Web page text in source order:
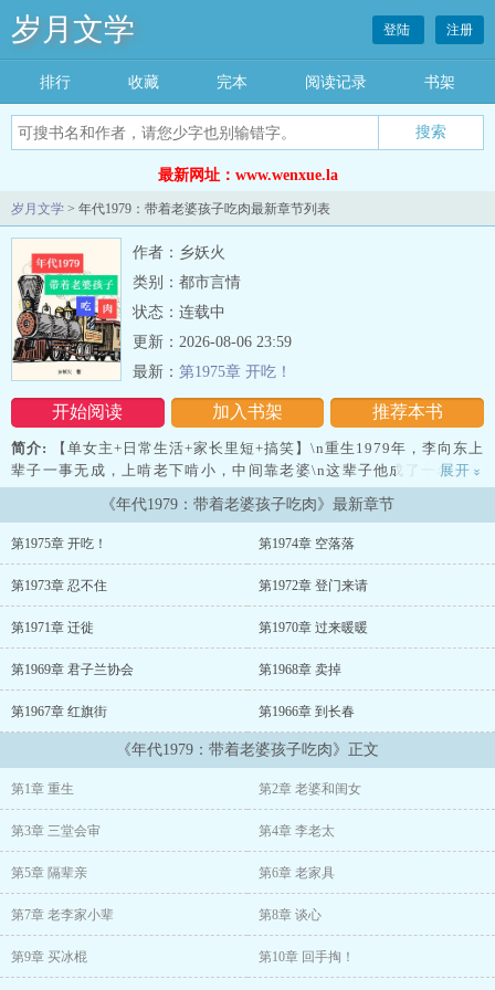
岁月文学 登陆 注册
排行 收藏 完本 阅读记录 书架
最新网址：www.wenxue.la
岁月文学 > 年代1979：带着老婆孩子吃肉最新章节列表
作者：乡妖火
类别：都市言情
状态：连载中
开始阅读 加入书架 推荐本书
更新：2026-08-06 23:59
最新： 第1975章 开吃！
简介:
【单女主+日常生活+家长里短+搞笑】\n重生1979年，李向东上
辈子一事无成，上啃老下啃小，中间靠老婆\n这辈子他成了一名火车
供水员，全国各地跑的同时倒货赚钱两不误\n当别人还在为生活而忧
愁的时候，他已经过上了老婆孩子热炕头的悠闲生活
展开 »
《年代1979：带着老婆孩子吃肉》最新章节
第1975章 开吃！ 第1974章 空落落
第1973章 忍不住 第1972章 登门来请
第1971章 迁徙 第1970章 过来暖暖
第1969章 君子兰协会 第1968章 卖掉
第1967章 红旗街 第1966章 到长春
《年代1979：带着老婆孩子吃肉》正文
第1章 重生 第2章 老婆和闺女
第3章 三堂会审 第4章 李老太
第5章 隔辈亲 第6章 老家具
第7章 老李家小辈 第8章 谈心
第9章 买冰棍 第10章 回手掏！